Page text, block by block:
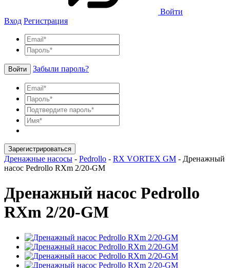
Войти
Вход Регистрация
Войти Забыли пароль?
Зарегистрироваться
Дренажные насосы - Pedrollo - RX VORTEX GM - Дренажный
насос Pedrollo RXm 2/20-GM
Дренажный насос Pedrollo
RXm 2/20-GM